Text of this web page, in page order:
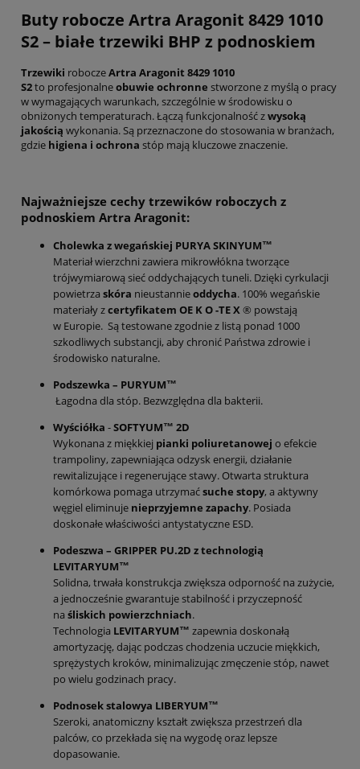
Buty robocze Artra Aragonit 8429 1010
S2 – białe trzewiki BHP z podnoskiem
Trzewiki roboczeArtra Aragonit 8429 1010
S2to profesjonalneobuwie ochronne stworzone z myślą o pracy
w wymagających warunkach, szczególnie w środowisku o
obniżonych temperaturach. Łączą funkcjonalność zwysoką
jakością wykonania. Są przeznaczone do stosowania w branżach,
gdzie higiena i ochrona stóp mają kluczowe znaczenie.
Najważniejsze cechy trzewików roboczych z
podnoskiem Artra Aragonit:
Cholewka z wegańskiej PURYA SKINYUM™
Materiał wierzchni zawiera mikrowłókna tworzące
trójwymiarową sieć oddychających tuneli. Dzięki cyrkulacji
powietrza skóra nieustannieoddycha. 100% wegańskie
materiały zcertyfikatem OE K O -TE X® powstają
w Europie. Są testowane zgodnie z listą ponad 1000
szkodliwych substancji, aby chronić Państwa zdrowie i
środowisko naturalne.
Podszewka – PURYUM™
Łagodna dla stóp. Bezwzględna dla bakterii.
Wyściółka -SOFTYUM™ 2D
Wykonana z miękkiej pianki poliuretanowej o efekcie
trampoliny, zapewniająca odzysk energii, działanie
rewitalizujące i regenerujące stawy. Otwarta struktura
komórkowa pomaga utrzymaćsuche stopy, a aktywny
węgiel eliminuje nieprzyjemne zapachy. Posiada
doskonałe właściwości antystatyczne ESD.
Podeszwa – GRIPPER PU.2D z technologią
LEVITARYUM™
Solidna, trwała konstrukcja zwiększa odporność na zużycie,
a jednocześnie gwarantuje stabilność i przyczepność
na śliskich powierzchniach.
Technologia LEVITARYUM™ zapewnia doskonałą
amortyzację, dając podczas chodzenia uczucie miękkich,
sprężystych kroków, minimalizując zmęczenie stóp, nawet
po wielu godzinach pracy.
Podnosek stalowya LIBERYUM™
Szeroki, anatomiczny kształt zwiększa przestrzeń dla
palców, co przekłada się na wygodę oraz lepsze
dopasowanie.